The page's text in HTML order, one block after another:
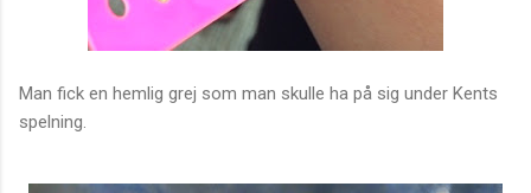
Man fick en hemlig grej som man skulle ha på sig under Kents
spelning.